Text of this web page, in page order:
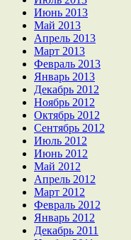
Июнь 2013
Май 2013
Апрель 2013
Март 2013
Февраль 2013
Январь 2013
Декабрь 2012
Ноябрь 2012
Октябрь 2012
Сентябрь 2012
Июль 2012
Июнь 2012
Май 2012
Апрель 2012
Март 2012
Февраль 2012
Январь 2012
Декабрь 2011